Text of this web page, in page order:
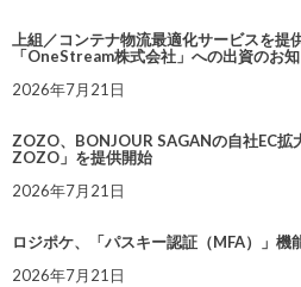
上組／コンテナ物流最適化サービスを提
「OneStream株式会社」への出資のお
2026年7月21日
ZOZO、BONJOUR SAGANの自社EC
ZOZO」を提供開始
2026年7月21日
ロジポケ、「パスキー認証（MFA）」機
2026年7月21日